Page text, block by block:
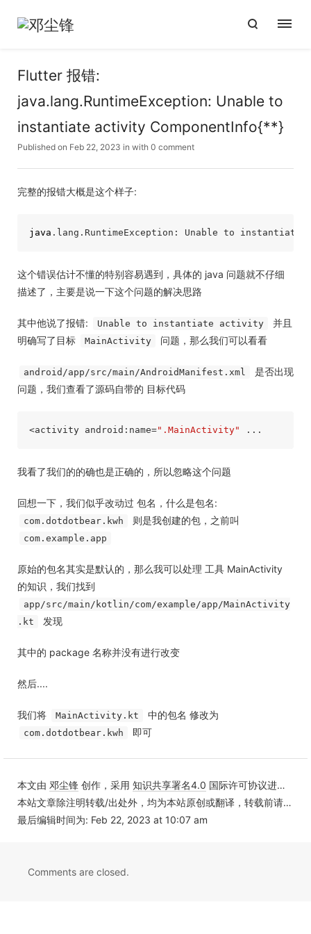
Flutter 报错:
java.lang.RuntimeException: Unable to
instantiate activity ComponentInfo{**}
Published on Feb 22, 2023 in with 0 comment
完整的报错大概是这个样子:
java .lang.RuntimeException: Unable to instantiate
这个错误估计不懂的特别容易遇到，具体的 java 问题就不仔细
描述了，主要是说一下这个问题的解决思路
其中他说了报错: Unable to instantiate activity
并且
明确写了目标
MainActivity 问题，那么我们可以看看
android/app/src/main/AndroidManifest.xml
是否出现
问题，我们查看了源码自带的 目标代码
<activity android:name=".MainActivity"
我看了我们的的确也是正确的，所以忽略这个问题
回想一下，我们似乎改动过 包名，什么是包名:
com.dotdotbear.kwh 则是我创建的包，之前叫
com.example.app
原始的包名其实是默认的，那么我可以处理 工具 MainActivity
的知识，我们找到
app/src/main/kotlin/com/example/app/MainActivity
.kt
发现
其中的 package 名称并没有进行改变
然后....
我们将 MainActivity.kt 中的包名 修改为
com.dotdotbear.kwh 即可
本文由 邓尘锋 创作，采用 知识共享署名4.0 国际许可协议进行许可
本站文章除注明转载/出处外，均为本站原创或翻译，转载前请务必署名
最后编辑时间为: Feb 22, 2023 at 10:07 am
Comments are closed.